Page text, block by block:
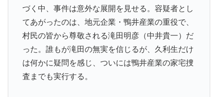
づく中、事件は意外な展開を見せる。容疑者とし
てあがったのは、地元企業・鴨井産業の重役で、
村民の皆から尊敬される滝田明彦（中井貴一）だ
った。誰もが滝田の無実を信じるが、久利生だけ
は何かに疑問を感じ、ついには鴨井産業の家宅捜
査までも実行する。